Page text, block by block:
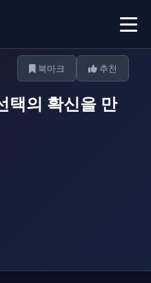
북마크 추천
택의 확신을 만